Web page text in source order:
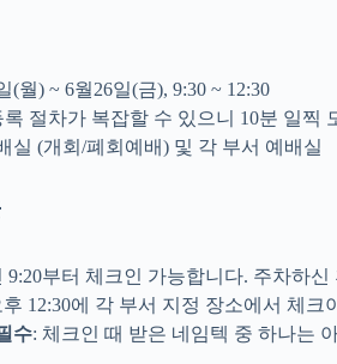
(월) ~ 6월26일(금), 9:30 ~ 12:30
절차가 복잡할 수 있으니 10분 일찍
실 (개회/폐회예배) 및 각 부서 예배실
9:20부터 체크인 가능합니다. 주차하
후 12:30에 각 부서 지정 장소에서 체크
수: 체크인 때 받은 네임텍 중 하나는